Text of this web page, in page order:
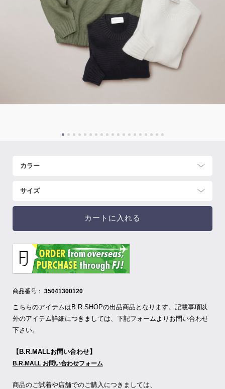
カートに入れる
商品番号： 35041300120
こちらのアイテムはB.R.SHOPの出品商品となります。記載事項以
外のアイテム詳細につきましては、下記フォームよりお問い合わせ
下さい。
【B.R.MALLお問い合わせ】
B.R.MALL お問い合わせフォーム
商品のご試着や店舗でのご購入につきましては、